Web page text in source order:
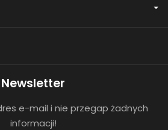
Newsletter
e-mail i nie przegap żadnych
informacji!